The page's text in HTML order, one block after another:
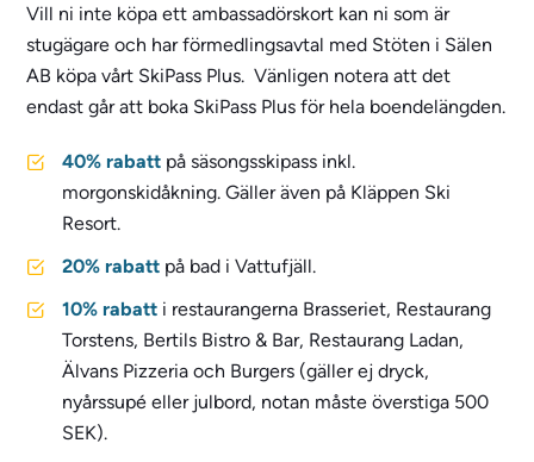
Vill ni inte köpa ett ambassadörskort kan ni som är
stugägare och har förmedlingsavtal med Stöten i Sälen
AB köpa vårt SkiPass Plus. Vänligen notera att det
endast går att boka SkiPass Plus för hela boendelängden.
40% rabatt på säsongsskipass inkl.
morgonskidåkning. Gäller även på Kläppen Ski
Resort.
20% rabatt på bad i Vattufjäll.
10% rabatt i restaurangerna Brasseriet, Restaurang
Torstens, Bertils Bistro & Bar, Restaurang Ladan,
Älvans Pizzeria och Burgers (gäller ej dryck,
nyårssupé eller julbord, notan måste överstiga 500
SEK).